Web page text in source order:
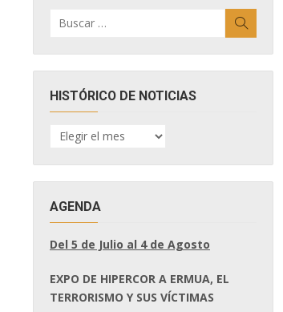
por:
HISTÓRICO DE NOTICIAS
HISTÓRICO
DE
AGENDA
Del 5 de Julio al 4 de Agosto
EXPO DE HIPERCOR A ERMUA, EL
TERRORISMO Y SUS VÍCTIMAS